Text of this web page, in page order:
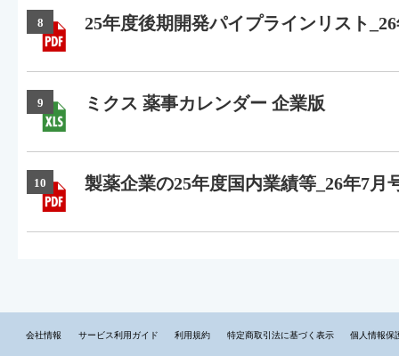
8 25年度後期開発パイプラインリスト
9 ミクス 薬事カレンダー 企業版
10 製薬企業の25年度国内業績等_26年7月
会社情報 サービス利用ガイド 利用規約 特定商取引法に基づく表示 個人情報保